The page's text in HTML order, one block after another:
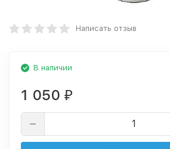
Написать отзыв
В наличии
1 050 ₽